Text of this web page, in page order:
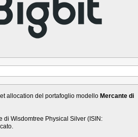
allocation del portafoglio modello Mercante di
di Wisdomtree Physical Silver (ISIN: